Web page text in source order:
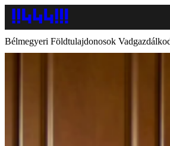
Bélmegyeri Földtulajdonosok